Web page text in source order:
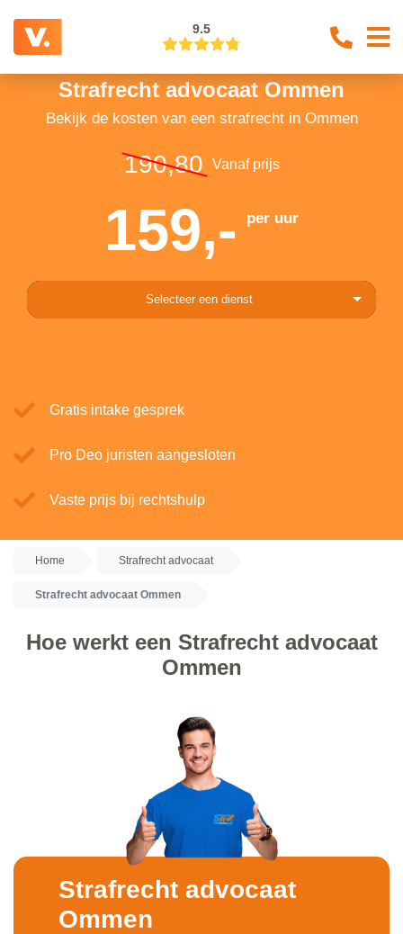
9.5
Strafrecht advocaat Ommen
Bekijk de kosten van een strafrecht in Ommen
190,80 Vanaf prijs
159,- per uur
Selecteer een dienst
Gratis intake gesprek
Pro Deo juristen aangesloten
Vaste prijs bij rechtshulp
Home Strafrecht advocaat
Strafrecht advocaat Ommen
Hoe werkt een Strafrecht advocaat
Ommen
Strafrecht advocaat
Ommen